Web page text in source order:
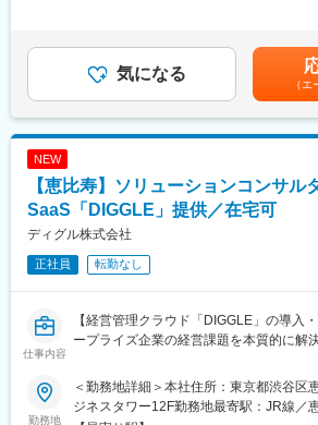
案成立に必要な論点（サービス提供範囲
運用設計、導入ステップ等）を整理した
を主導します。
変更の範囲：会社の定める業務
また、機器を導入して終わりにならない
がら、お客様が継続的に成果を出せる状
れます。契約継続に向けたフォローや、
ど）をAI（人工知能）が分析し、植物科
方法を提案する農業用IoTソリューション
◇サービス開始以降、国内外で約1000台
た、国内の様々な企業や産地で実証実験
化などの成果が確認されています。
関東以北（埼玉、千葉、神奈川、東京、
心）、北海道を除く。フルリモート勤務
■組織について：
◇「e-kakashi」は2012年にソフトバン
給与補足＞■昇給：年1回（1月）■賞与：
により追加報酬の可能性あり賃金はあく
り、選考を通じて上下する可能性があり
当を含めた表記です。
気になる
（
NEW
【恵比寿】ソリューションコンサル
SaaS「DIGGLE」提供／在宅可
ディグル株式会社
正社員 転勤なし
仕事内容
【経営管理クラウド「DIGGLE」の導入
ープライズ企業の経営課題を本質的に解
■業務概要
当社が開発・提供する経営管理SaaS「
勤務地
＜勤務地詳細＞本社住所：東京都渋谷区
ジネスタワー12F勤務地最寄駅：JR線／